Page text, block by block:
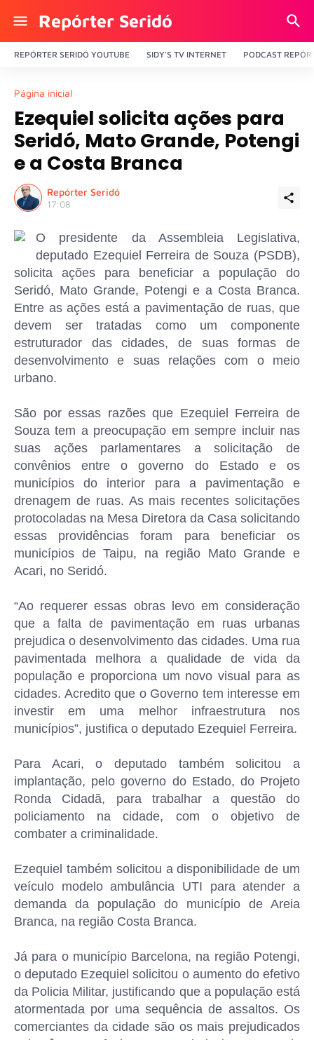
Repórter Seridó
REPÓRTER SERIDÓ YOUTUBE SIDY'S TV INTERNET PODCAST
Página inicial
Ezequiel solicita ações para
Seridó, Mato Grande, Potengi
e a Costa Branca
Repórter Seridó
17:08
O presidente da Assembleia Legislativa,
deputado Ezequiel Ferreira de Souza (PSDB),
solicita ações para beneficiar a população do
Seridó, Mato Grande, Potengi e a Costa Branca.
Entre as ações está a pavimentação de ruas, que
devem ser tratadas como um componente
estruturador das cidades, de suas formas de
desenvolvimento e suas relações com o meio
urbano.
São por essas razões que Ezequiel Ferreira de
Souza tem a preocupação em sempre incluir nas
suas ações parlamentares a solicitação de
convênios entre o governo do Estado e os
municípios do interior para a pavimentação e
drenagem de ruas. As mais recentes solicitações
protocoladas na Mesa Diretora da Casa solicitando
essas providências foram para beneficiar os
municípios de Taipu, na região Mato Grande e
Acari, no Seridó.
“Ao requerer essas obras levo em consideração
que a falta de pavimentação em ruas urbanas
prejudica o desenvolvimento das cidades. Uma rua
pavimentada melhora a qualidade de vida da
população e proporciona um novo visual para as
cidades. Acredito que o Governo tem interesse em
investir em uma melhor infraestrutura nos
municípios”, justifica o deputado Ezequiel Ferreira.
Para Acari, o deputado também solicitou a
implantação, pelo governo do Estado, do Projeto
Ronda Cidadã, para trabalhar a questão do
policiamento na cidade, com o objetivo de
combater a criminalidade.
Ezequiel também solicitou a disponibilidade de um
veículo modelo ambulância UTI para atender a
demanda da população do município de Areia
Branca, na região Costa Branca.
Já para o município Barcelona, na região Potengi,
o deputado Ezequiel solicitou o aumento do efetivo
da Policia Militar, justificando que a população está
atormentada por uma sequência de assaltos. Os
comerciantes da cidade são os mais prejudicados